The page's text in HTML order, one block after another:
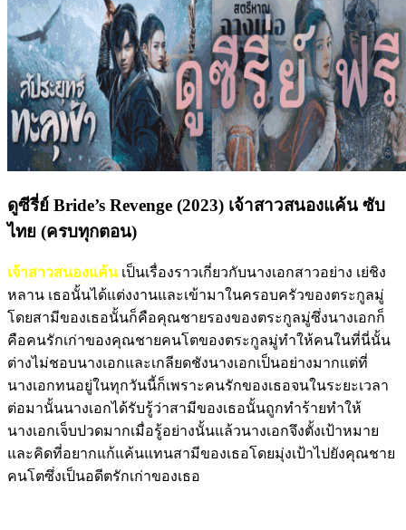
ดูซีรี่ย์ Bride’s Revenge (2023) เจ้าสาวสนองแค้น ซับ
ไทย (ครบทุกตอน)
เจ้าสาวสนองแค้น เป็นเรื่องราวเกี่ยวกับนางเอกสาวอย่าง เย่ชิง
หลาน เธอนั้นได้แต่งงานและเข้ามาในครอบครัวของตระกูลมู่
โดยสามีของเธอนั้นก็คือคุณชายรองของตระกูลมู่ซึ่งนางเอกก็
คือคนรักเก่าของคุณชายคนโตของตระกูลมู่ทำให้คนในที่นี่นั้น
ต่างไม่ชอบนางเอกและเกลียดชังนางเอกเป็นอย่างมากแต่ที่
นางเอกทนอยู่ในทุกวันนี้ก็เพราะคนรักของเธอจนในระยะเวลา
ต่อมานั้นนางเอกได้รับรู้ว่าสามีของเธอนั้นถูกทำร้ายทำให้
นางเอกเจ็บปวดมากเมื่อรู้อย่างนั้นแล้วนางเอกจึงตั้งเป้าหมาย
และคิดที่อยากแก้แค้นแทนสามีของเธอโดยมุ่งเป้าไปยังคุณชาย
คนโตซึ่งเป็นอดีตรักเก่าของเธอ